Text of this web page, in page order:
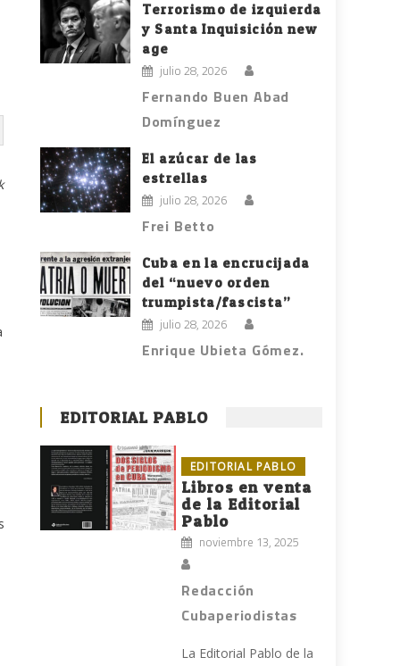
Terrorismo de izquierda
y Santa Inquisición new
age
julio 28, 2026
Fernando Buen Abad
Domínguez
El azúcar de las
estrellas
julio 28, 2026
Frei Betto
Cuba en la encrucijada
del “nuevo orden
trumpista/fascista”
julio 28, 2026
Enrique Ubieta Gómez.
EDITORIAL PABLO
EDITORIAL PABLO
Libros en venta
de la Editorial
Pablo
noviembre 13, 2025
Redacción
Cubaperiodistas
La Editorial Pablo de la